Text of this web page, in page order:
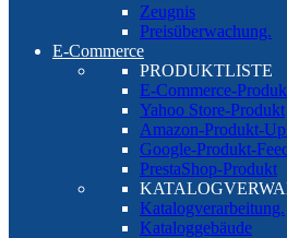
Zeugnis
Preisüberwachung.
E-Commerce
PRODUKTLISTE
E-Commerce-
Yahoo Store-Produkt
Amazon-Produkt-
Google-Produkt-
PrestaShop-Produkt
Katalogverarbeitung.
Kataloggebäude